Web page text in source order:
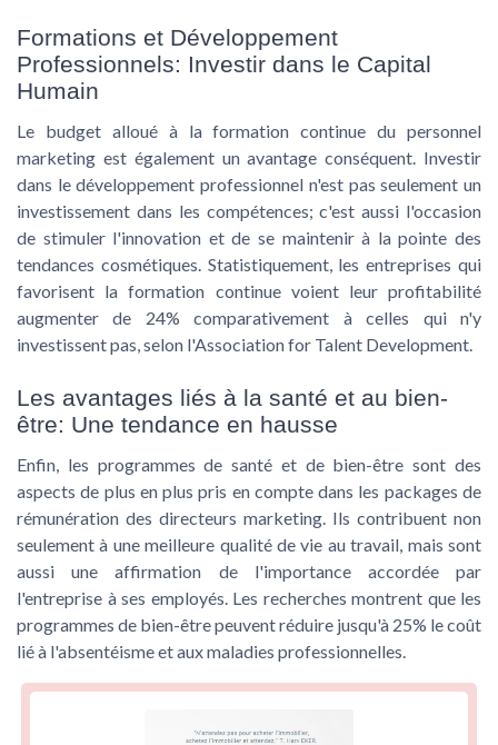
Formations et Développement
Professionnels: Investir dans le Capital
Humain
Le budget alloué à la formation continue du personnel
marketing est également un avantage conséquent. Investir
dans le développement professionnel n'est pas seulement un
investissement dans les compétences; c'est aussi l'occasion
de stimuler l'innovation et de se maintenir à la pointe des
tendances cosmétiques. Statistiquement, les entreprises qui
favorisent la formation continue voient leur profitabilité
augmenter de 24% comparativement à celles qui n'y
investissent pas, selon l'Association for Talent Development.
Les avantages liés à la santé et au bien-
être: Une tendance en hausse
Enfin, les programmes de santé et de bien-être sont des
aspects de plus en plus pris en compte dans les packages de
rémunération des directeurs marketing. Ils contribuent non
seulement à une meilleure qualité de vie au travail, mais sont
aussi une affirmation de l'importance accordée par
l'entreprise à ses employés. Les recherches montrent que les
programmes de bien-être peuvent réduire jusqu'à 25% le coût
lié à l'absentéisme et aux maladies professionnelles.